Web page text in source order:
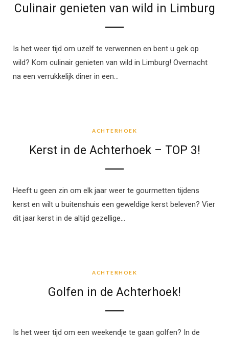
Culinair genieten van wild in Limburg
Is het weer tijd om uzelf te verwennen en bent u gek op
wild? Kom culinair genieten van wild in Limburg! Overnacht
na een verrukkelijk diner in een…
ACHTERHOEK
Kerst in de Achterhoek – TOP 3!
Heeft u geen zin om elk jaar weer te gourmetten tijdens
kerst en wilt u buitenshuis een geweldige kerst beleven? Vier
dit jaar kerst in de altijd gezellige…
ACHTERHOEK
Golfen in de Achterhoek!
Is het weer tijd om een weekendje te gaan golfen? In de